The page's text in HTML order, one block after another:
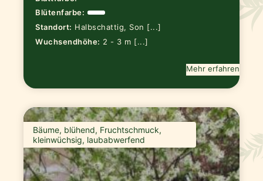
Blütenfarbe:
Standort: Halbschattig, Son [...]
Wuchsendhöhe: 2 - 3 m [...]
Mehr erfahren
Bäume, blühend, Fruchtschmuck,
kleinwüchsig, laubabwerfend